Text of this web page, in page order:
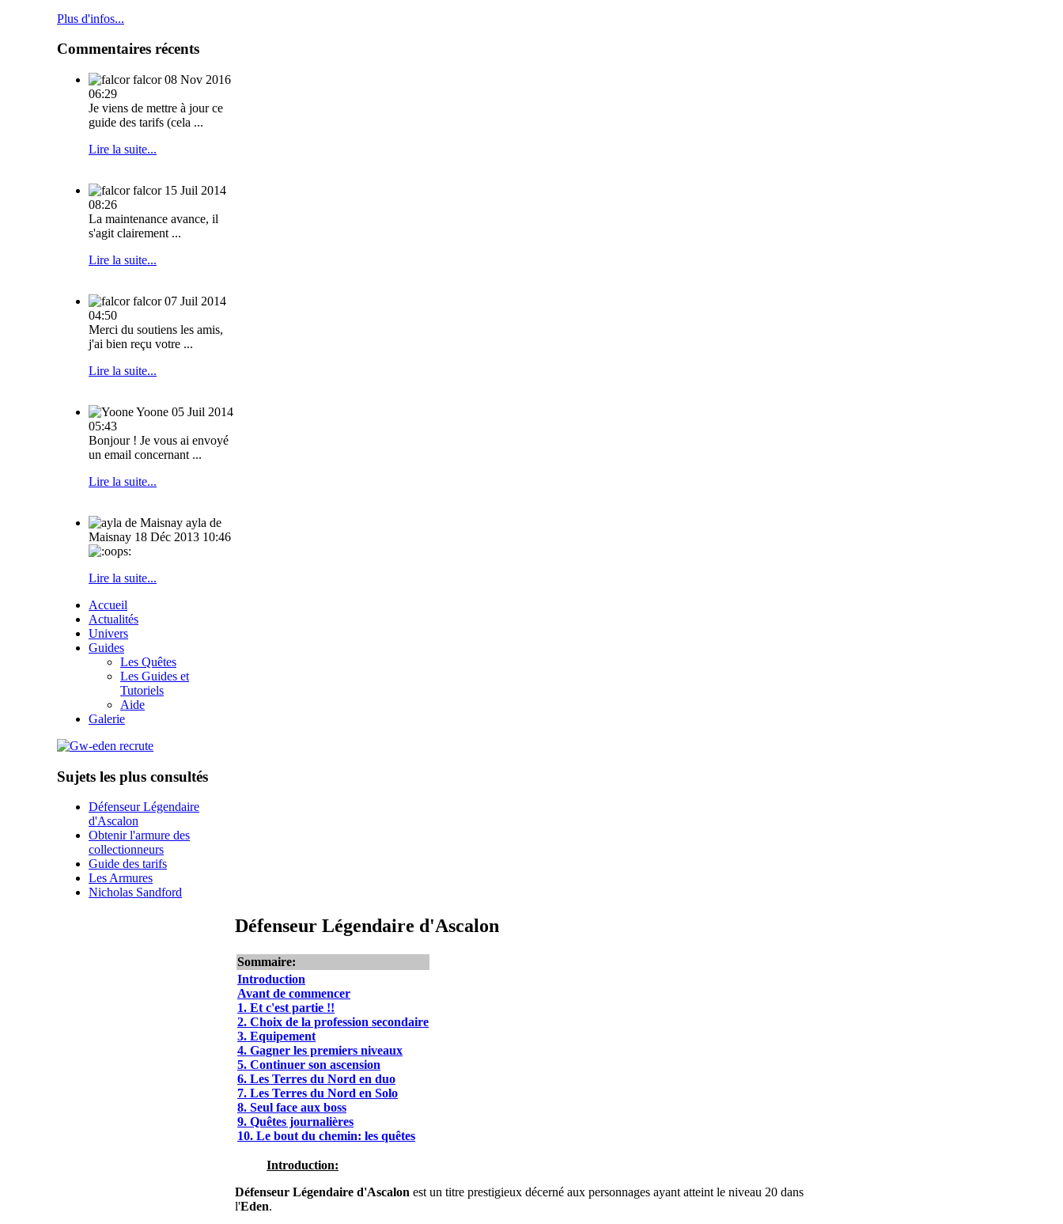
Plus d'infos...
Commentaires récents
falcor 08 Nov 2016
06:29
Je viens de mettre à jour ce
guide des tarifs (cela ...
Lire la suite...
falcor 15 Juil 2014
08:26
La maintenance avance, il
s'agit clairement ...
Lire la suite...
falcor 07 Juil 2014
04:50
Merci du soutiens les amis,
j'ai bien reçu votre ...
Lire la suite...
Yoone 05 Juil 2014
05:43
Bonjour ! Je vous ai envoyé
un email concernant ...
Lire la suite...
ayla de
Maisnay 18 Déc 2013 10:46
Lire la suite...
Accueil
Actualités
Univers
Guides
Les Quêtes
Les Guides et
Tutoriels
Aide
Galerie
Sujets les plus consultés
Défenseur Légendaire
d'Ascalon
Obtenir l'armure des
collectionneurs
Guide des tarifs
Les Armures
Nicholas Sandford
Défenseur Légendaire d'Ascalon
Sommaire:
Introduction
Avant de commencer
1. Et c'est partie !!
2. Choix de la profession secondaire
3. Equipement
4. Gagner les premiers niveaux
5. Continuer son ascension
6. Les Terres du Nord en duo
7. Les Terres du Nord en Solo
8. Seul face aux boss
9. Quêtes journalières
10. Le bout du chemin: les quêtes
Introduction:
Défenseur Légendaire d'Ascalon est un titre prestigieux décerné aux personnages ayant atteint le niveau 20 dans
l'Eden.